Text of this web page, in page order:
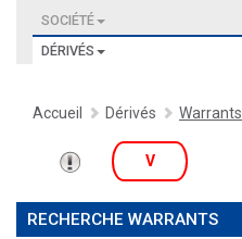
SOCIÉTÉ
DÉRIVÉS
Accueil Dérivés Warrants
V
RECHERCHE WARRANTS